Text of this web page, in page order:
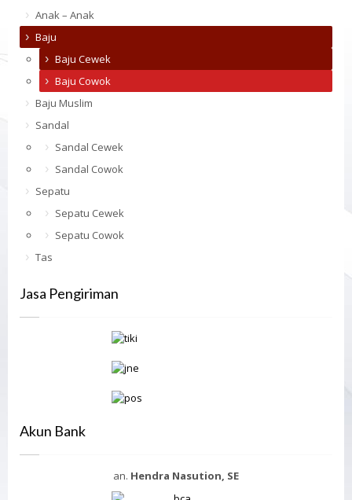
Anak – Anak
Baju
Baju Cewek
Baju Cowok
Baju Muslim
Sandal
Sandal Cewek
Sandal Cowok
Sepatu
Sepatu Cewek
Sepatu Cowok
Tas
Jasa Pengiriman
Akun Bank
an. Hendra Nasution, SE